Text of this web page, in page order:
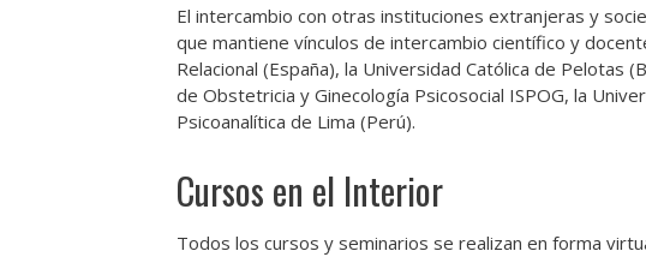
El intercambio con otras instituciones extranjeras y
que mantiene vínculos de intercambio científico y
Relacional (España), la Universidad Católica de Pelotas
de Obstetricia y Ginecología Psicosocial ISPOG, la
Psicoanalítica de Lima (Perú).
Cursos en el Interior
Todos los cursos y seminarios se realizan en forma